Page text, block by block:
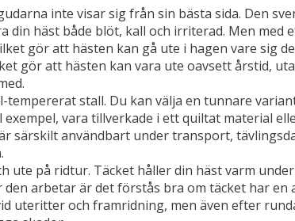
inte visar sig från sin bästa sida. Den
din häst både blöt, kall och irriterad. Men
gör att hästen kan gå ute i hagen vare
gör att hästen kan vara ute oavsett årstid,
stall. Du kan välja en tunnare
vara tillverkade i ett quiltat material
särskilt användbart under transport,
ute på ridtur. Täcket håller din häst varm
den arbetar är det förstås bra om täcket har
uteritter och framridning, men även efter